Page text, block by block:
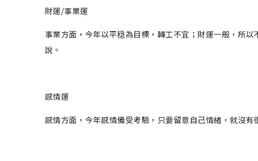
財運/事業運
事業方面，今年以平穏為目標，轉工不宜；財運一般，所
說。
感情運
感情方面，今年感情備受考驗，只要留意自己情緒，就沒